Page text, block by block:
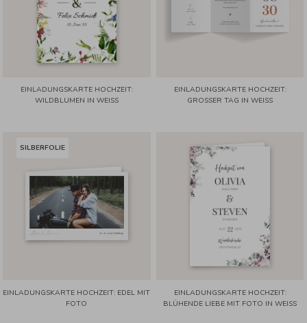
EINLADUNGSKARTE HOCHZEIT:
WILDBLUMEN IN WEISS
EINLADUNGSKARTE HOCHZEIT:
GROSSER TAG IN WEISS
SILBERFOLIE
EINLADUNGSKARTE HOCHZEIT: EDEL MIT
FOTO
EINLADUNGSKARTE HOCHZEIT:
BLÜHENDE LIEBE MIT FOTO IN WEISS